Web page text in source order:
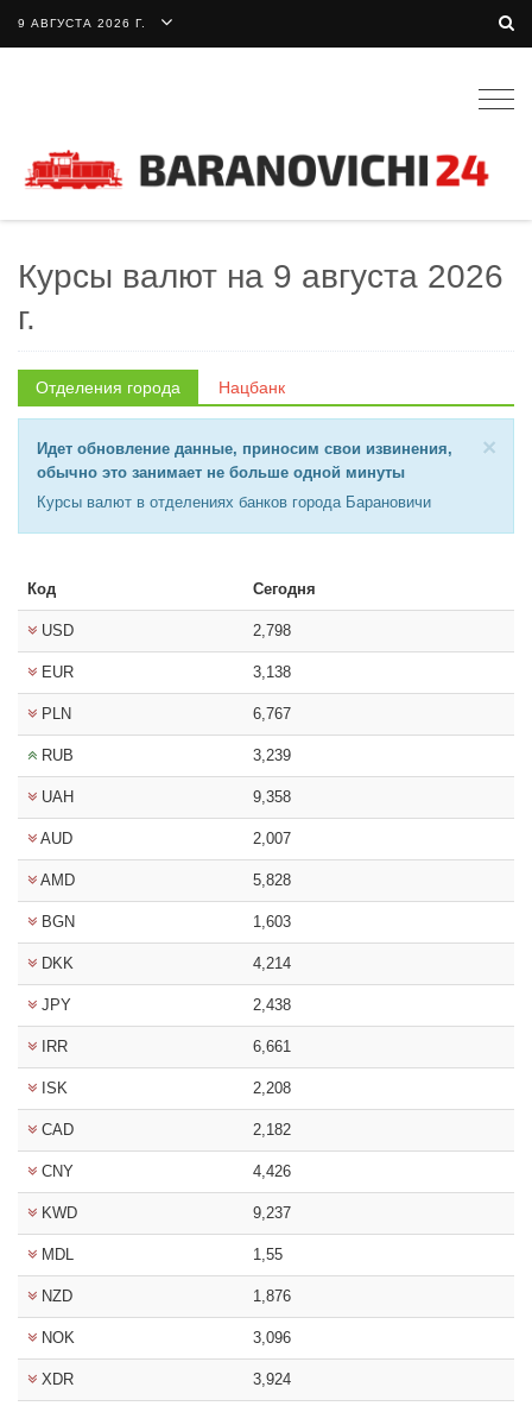
9 АВГУСТА 2026 Г.
Курсы валют на 9 августа 2026
г.
Отделения города Нацбанк
×
Идет обновление данные, приносим свои извинения,
обычно это занимает не больше одной минуты
Курсы валют в отделениях банков города Барановичи
Код Сегодня
USD 2,798
EUR 3,138
PLN 6,767
RUB 3,239
UAH 9,358
AUD 2,007
AMD 5,828
BGN 1,603
DKK 4,214
JPY 2,438
IRR 6,661
ISK 2,208
CAD 2,182
CNY 4,426
KWD 9,237
MDL 1,55
NZD 1,876
NOK 3,096
XDR 3,924